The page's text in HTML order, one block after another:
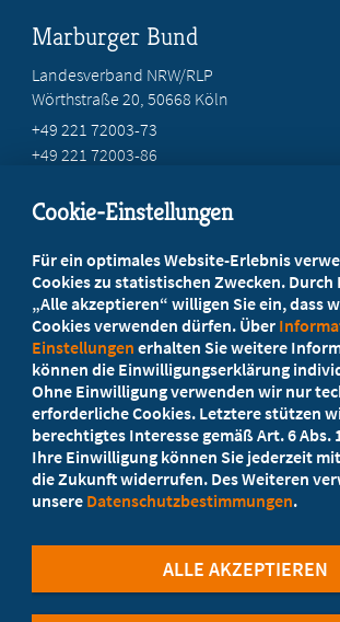
Marburger Bund
Landesverband NRW/RLP
Wörthstraße 20, 50668 Köln
+49 221 72003-73
+49 221 72003-86
Ihr Landesverband berät Sie!
Ansprechpartner
Werden Sie jetzt Mitglied
5 Vorteile einer MB-
Cookie-Einstellungen
Für ein optimales Website-Erlebnis
Cookies zu statistischen Zwecken. Durch
„Alle akzeptieren“ willigen Sie ein, dass
Cookies verwenden dürfen. Über
Einstellungen erhalten Sie weitere
können die Einwilligungserklärung
Ohne Einwilligung verwenden wir nur
erforderliche Cookies. Letztere stützen
berechtigtes Interesse gemäß Art. 6 Abs.
Ihre Einwilligung können Sie jederzeit
die Zukunft widerrufen. Des Weiteren
unsere Datenschutzbestimmungen.
ALLE AKZEPTIEREN